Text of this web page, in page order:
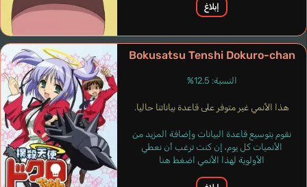
إبلاغ
Bokusatsu Tenshi Dokuro-chan
النسبة: 12.5%
هذا الأنمي غير متوفر على قاعدة بياناتنا حاليا.
نقوم بتوسيع قاعدة البيانات وإضافة المزيد من
الأنميات كل يوم، إن كنت ترغب أن نعطي
الأولوية لهذا الأنمي اضغط هنا